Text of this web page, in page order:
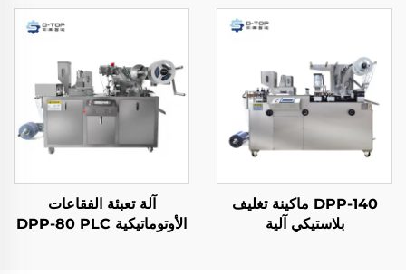
DPP-140 ماكينة تغليف
بلاستيكي آلية
آلة تعبئة الفقاعات
الأوتوماتيكية DPP-80 PLC